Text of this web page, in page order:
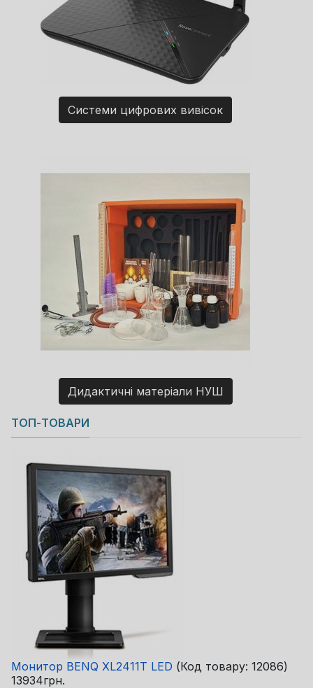
Системи цифрових вивісок
Дидактичні матеріали НУШ
Copyright MAXXmarketing GmbH
JoomShopping Download & Support
ТОП-ТОВАРИ
Монитор BENQ XL2411T LED (Код товару: 12086)
13934грн.